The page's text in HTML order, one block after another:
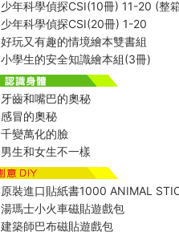
少年科學偵探CSI(10冊) 11-20 (整
少年科學偵探CSI(20冊) 1-20
好玩又有趣的情境繪本雙書組
小學生的安全知識繪本組(3冊)
牙齒和嘴巴的奧秘
感冒的奧秘
千變萬化的臉
男生和女生不一樣
原裝進口貼紙書1000 ANIMAL
湯瑪士小火車磁貼遊戲包
建築師巴布磁貼遊戲包